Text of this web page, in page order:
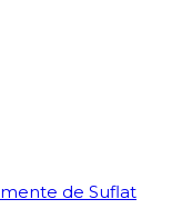
de Suflat